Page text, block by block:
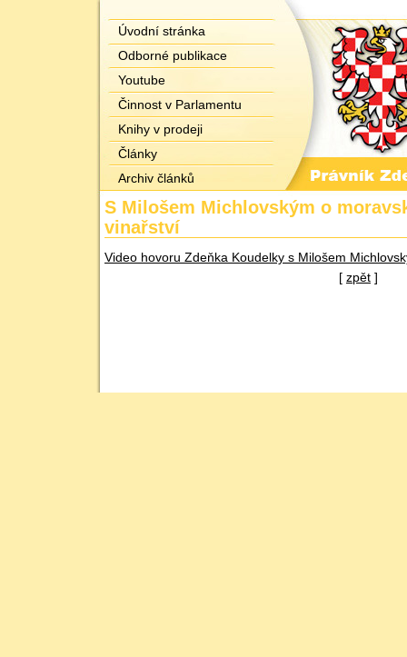
Úvodní stránka
Odborné publikace
Youtube
Činnost v Parlamentu
Knihy v prodeji
Články
Archiv článků
S Milošem Michlovským o
vinařství
Video hovoru Zdeňka Koudelky s Milošem
[ zpět ]